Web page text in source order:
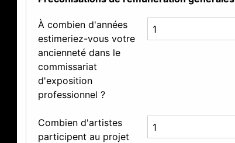
À combien d'années
estimeriez-vous votre
ancienneté dans le
commissariat
d'exposition
professionnel ?
Combien d'artistes
participent au projet